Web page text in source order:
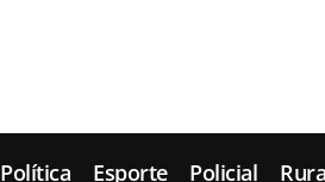
Política Esporte Policial